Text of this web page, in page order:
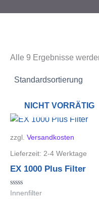
Alle 9 Ergebnisse
NICHT VORRÄTIG
zzgl. Versandkosten
Lieferzeit: 2-4 Werktage
EX 1000 Plus Filter
Bewertet
Innenfilter